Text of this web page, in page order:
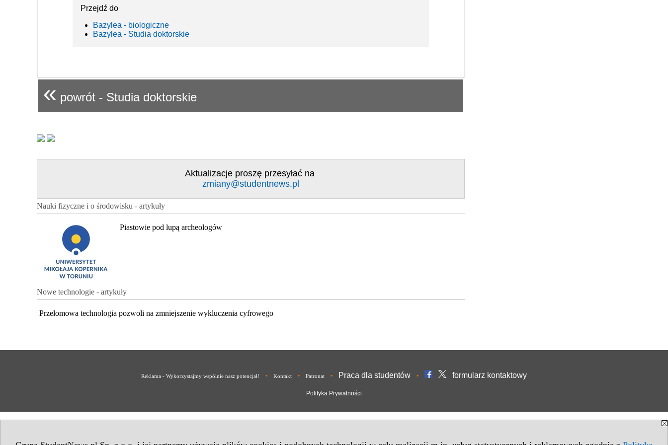
Przejdź do
Bazylea - biologiczne
Bazylea - Studia doktorskie
« powrót - Studia doktorskie
Aktualizacje proszę przesyłać na
zmiany@studentnews.pl
Nauki fizyczne i o środowisku - artykuły
Piastowie pod lupą archeologów
Nowe technologie - artykuły
Przełomowa technologia pozwoli na zmniejszenie wykluczenia cyfrowego
Reklama - Wykorzystajmy wspólnie nasz potencjał! • Kontakt • Patronat • Praca dla studentów • formularz kontaktowy
Polityka Prywatności